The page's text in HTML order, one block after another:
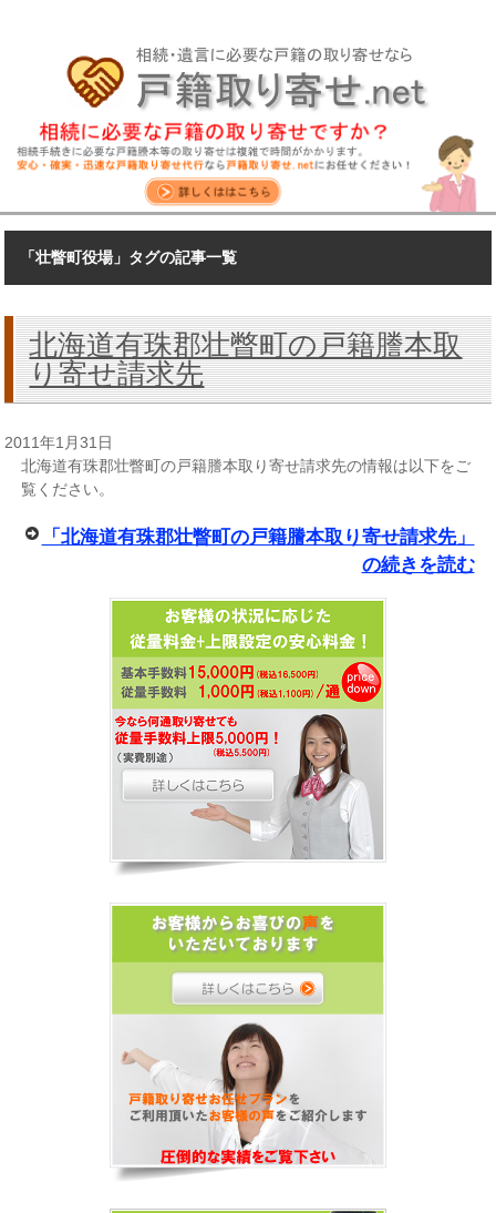
「壮瞥町役場」タグの記事一覧
北海道有珠郡壮瞥町の戸籍謄本取
り寄せ請求先
2011年1月31日
北海道有珠郡壮瞥町の戸籍謄本取り寄せ請求先の情報は以下をご
覧ください。
「北海道有珠郡壮瞥町の戸籍謄本取り寄せ請求先」
の続きを読む